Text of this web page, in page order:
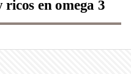
en omega 3